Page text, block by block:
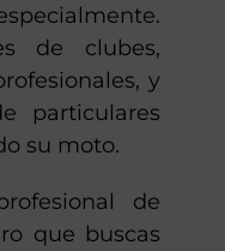
de clubes,
y
particulares
su moto.
de
que buscas